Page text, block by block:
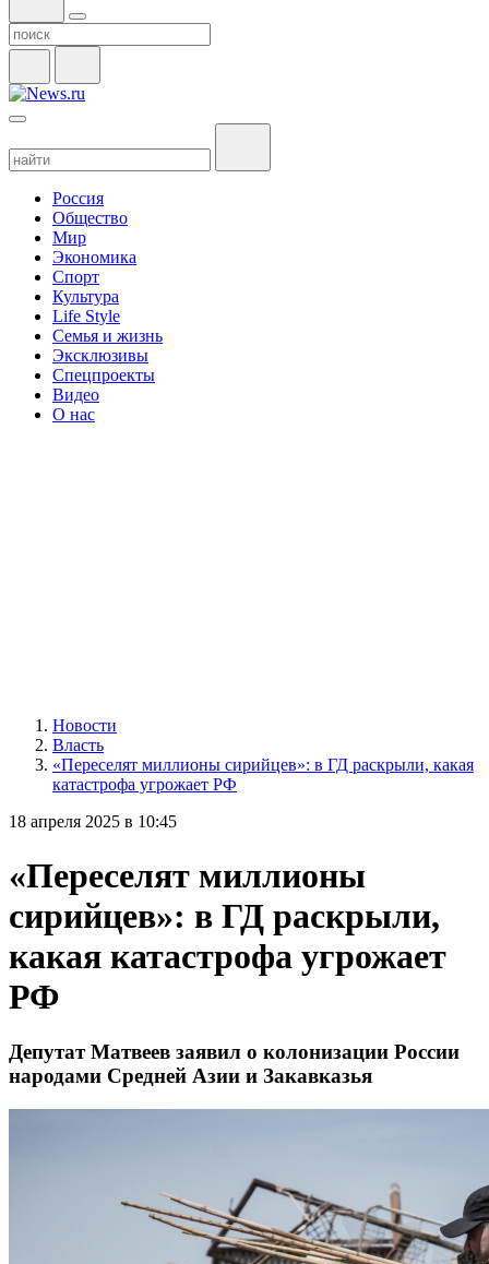
Россия
Общество
Мир
Экономика
Спорт
Культура
Life Style
Семья и жизнь
Эксклюзивы
Спецпроекты
Видео
О нас
Новости
Власть
«Переселят миллионы сирийцев»: в ГД раскрыли, какая
катастрофа угрожает РФ
18 апреля 2025 в 10:45
«Переселят миллионы
сирийцев»: в ГД раскрыли,
какая катастрофа угрожает
РФ
Депутат Матвеев заявил о колонизации России
народами Средней Азии и Закавказья